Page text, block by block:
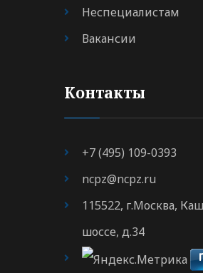
Неспециалистам
Вакансии
Контакты
+7 (495) 109-0393
ncpz@ncpz.ru
115522, г.Москва,
шоссе, д.34